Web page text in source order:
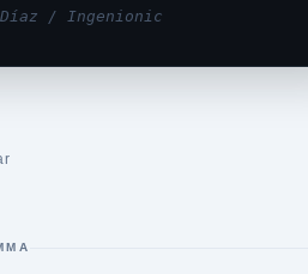
Díaz / Ingenionic